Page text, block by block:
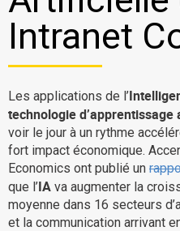
Microsoft 365
Migrer vers eXo Platform
Produit
La Plateforme
Pourquoi eXo
Internationalisation
Intranet
Les applications de l’
technologie d’apprentissage
voir le jour à un rythme
fort impact économique.
Economics ont publié un
que l’IA va augmenter la
moyenne dans 16 secteurs
et la communication arrivant